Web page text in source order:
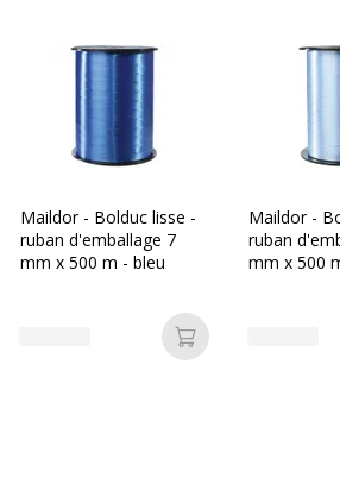
Type de produit Ruban
Données d'identification
Données d'identification
Marque APLI
Maildor - Bolduc lisse -
ruban d'emballage 7
mm x 500 m - bleu
Ajouter au panier
Maildor -
ruban
mm x 500